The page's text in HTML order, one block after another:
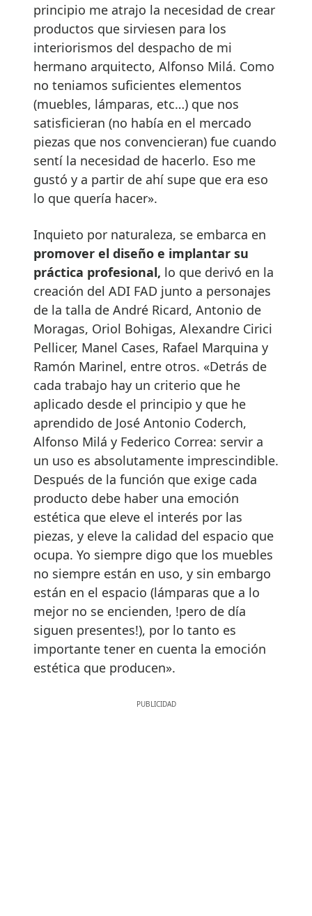
principio me atrajo la necesidad de crear
productos que sirviesen para los
interiorismos del despacho de mi
hermano arquitecto, Alfonso Milá. Como
no teniamos suficientes elementos
(muebles, lámparas, etc…) que nos
satisficieran (no había en el mercado
piezas que nos convencieran) fue cuando
sentí la necesidad de hacerlo. Eso me
gustó y a partir de ahí supe que era eso
lo que quería hacer».
Inquieto por naturaleza, se embarca en
promover el diseño e implantar su
práctica profesional, lo que derivó en la
creación del ADI FAD junto a personajes
de la talla de André Ricard, Antonio de
Moragas, Oriol Bohigas, Alexandre Cirici
Pellicer, Manel Cases, Rafael Marquina y
Ramón Marinel, entre otros. «Detrás de
cada trabajo hay un criterio que he
aplicado desde el principio y que he
aprendido de José Antonio Coderch,
Alfonso Milá y Federico Correa: servir a
un uso es absolutamente imprescindible.
Después de la función que exige cada
producto debe haber una emoción
estética que eleve el interés por las
piezas, y eleve la calidad del espacio que
ocupa. Yo siempre digo que los muebles
no siempre están en uso, y sin embargo
están en el espacio (lámparas que a lo
mejor no se encienden, !pero de día
siguen presentes!), por lo tanto es
importante tener en cuenta la emoción
estética que producen».